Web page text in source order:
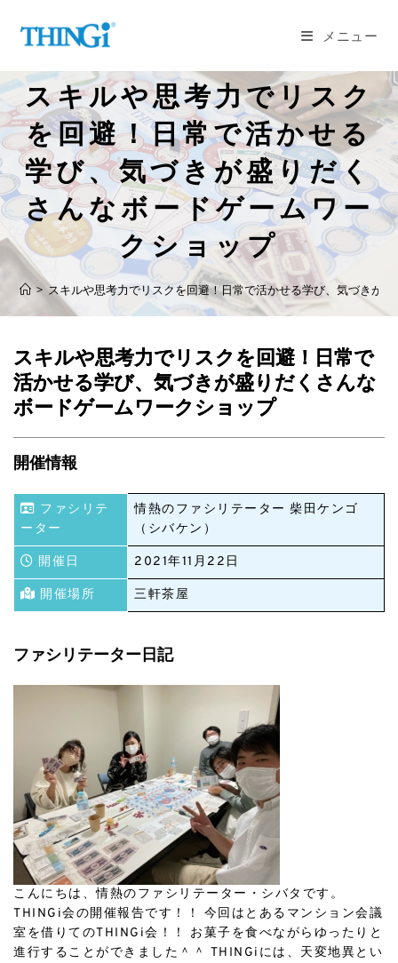
ン
ツ
へ
ス
キ
ッ
プ
メニュー
スキルや思考力でリスク
を回避！日常で活かせる
学び、気づきが盛りだく
さんなボードゲームワー
クショップ
> スキルや思考力でリスクを回避！日常で活かせる学び、気づきが
スキルや思考力でリスクを回避！日常で
活かせる学び、気づきが盛りだくさんな
ボードゲームワークショップ
開催情報
ファシリテ
ーター
情熱のファシリテーター 柴田ケンゴ
（シバケン）
開催日 2021年11月22日
開催場所 三軒茶屋
ファシリテーター日記
こんにちは、情熱のファシリテーター・シバタです。
THINGi会の開催報告です！！ 今回はとあるマンション会議
室を借りてのTHINGi会！！ お菓子を食べながらゆったりと
進行することができました＾＾ THINGiには、天変地異とい